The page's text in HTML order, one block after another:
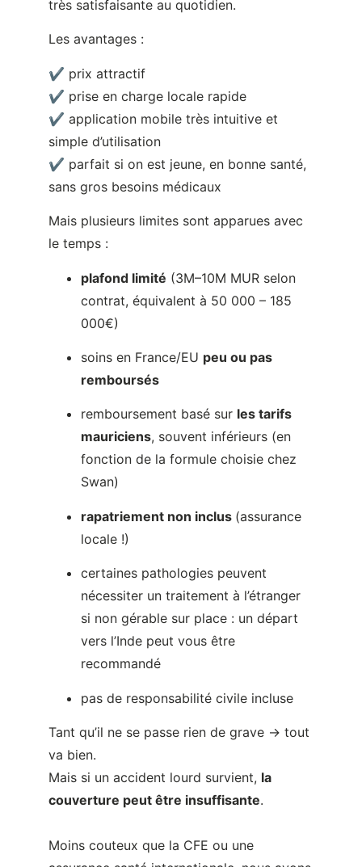
✔ application mobile très intuitive et
simple d’utilisation
sans gros besoins médicaux
Mais plusieurs limites sont apparues avec
le temps :
plafond limité (3M–10M MUR selon
contrat, équivalent à 50 000 – 185
000€)
soins en France/EU
remboursés
remboursement basé surles tarifs
mauriciens
fonction de la formule choisie chez
Swan)
rapatriement non inclus (assurance
locale !)
certaines pathologies peuvent
nécessiter un traitement à l’étranger
si non gérable sur place : un départ
vers l’Inde peut vous être
pas de responsabilité civile incluse
Tant qu’il ne se passe rien de grave → tout
va bien.
Mais si un accident lourd survient,
couverture peut être insuffisante.
Moins couteux que la CFE ou une
assurance santé internationale, nous avons
été très satisfait de leurs services, de la
rapidité des remboursements.
cette assurance en complémentaire de la